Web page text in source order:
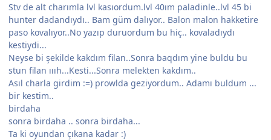
Stv de alt charımla lvl kasıordum.lvl 40ım paladinle..lvl 45 bi
hunter dadandıydı.. Bam güm dalıyor.. Balon malon hakketire
paso kovalıyor..No yazıp duruordum bu hiç.. kovaladıydı
kestiydi...
Neyse bi şekilde kakdım filan..Sonra baqdım yine buldu bu
stun filan ıııh...Kesti...Sonra melekten kakdım..
Asıl charla girdim :=) prowlda geziyordum.. Adamı buldum ...
bir kestim..
birdaha
sonra birdaha .. sonra birdaha...
Ta ki oyundan çıkana kadar :)